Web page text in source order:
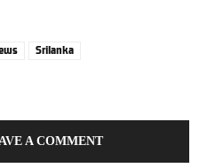
Srilanka
A COMMENT